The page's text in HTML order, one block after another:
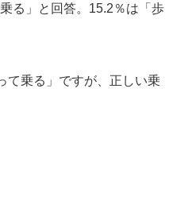
る」と回答。15.2％は「歩
て乗る」ですが、正しい乗